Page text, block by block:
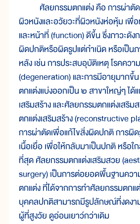
ศัลยกรรมตกแต่ง คือ การผ่าตัด
ผิวหนังและอวัยวะที่ผิวหนังห่อหุ้ม เพื่อ
และหน้าที่ (function) ดีขึ้น ซึ่งภาวะดั
ผิดปกติหรือผิดรูปแต่กำเนิด หรือเป็น
หลัง เช่น การประสบอุบัติเหตุ โรคคว
(degeneration) และการมีอายุมากขึ้
ตกแต่งแบ่งออกเป็น ๒ สาขาใหญ่ๆ ได้
เสริมสร้าง และศัลยกรรมตกแต่งเสริ
ตกแต่งเสริมสร้าง (reconstructive
การผ่าตัดเพื่อแก้ไขสิ่งผิดปกติ การผิ
เนื้อเยื่อ เพื่อให้กลับมาเป็นปกติ หรือใ
ที่สุด ศัลยกรรมตกแต่งเสริมสวย
surgery) เป็นการต่อยอดพื้นฐานคว
ตกแต่ง ที่ได้จากการทำศัลยกรรมตกแ
บุคคลปกติสามารถมีรูปลักษณ์ที่งดงา
ผู้ที่สูงวัย ดูอ่อนเยาว์กว่าเดิม